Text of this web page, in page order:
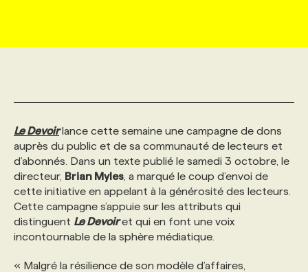
PRIX ET DISTINCTIONS
TENDANCES
GEO/SEO
ÉVÉNEMENTIEL
ANNONCEZ AVEC NOUS
FAQ
ANNONCEZ AVEC NOUS
ANNONCEZ AVEC NOUS
NOS PARCOURS DE FORMATIONS
FORMATIONS PERSONNALISÉES
NOS FORMATEUR‧RICES
SERVICE DE CHASSE DE TÊTE
NOS TARIFS
NOS EXPERTISES
Le Devoirlance cette semaine une campagne de dons
auprès du public et de sa communauté de lecteurs et
d’abonnés. Dans un texte publié le samedi 3 octobre, le
directeur, Brian Myles , a marqué le coup d’envoi de
cette initiative en appelant à la générosité des lecteurs.
Cette campagne s’appuie sur les attributs qui
distinguent Le Devoiret qui en font une voix
incontournable de la sphère médiatique.
« Malgré la résilience de son modèle d’affaires,